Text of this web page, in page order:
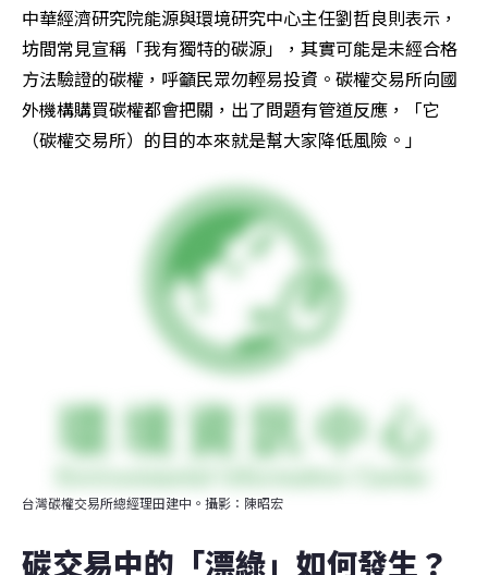
中華經濟研究院能源與環境研究中心主任劉哲良則表示，
坊間常見宣稱「我有獨特的碳源」，其實可能是未經合格
方法驗證的碳權，呼籲民眾勿輕易投資。碳權交易所向國
外機構購買碳權都會把關，出了問題有管道反應，「它
（碳權交易所）的目的本來就是幫大家降低風險。」
台灣碳權交易所總經理田建中。攝影：陳昭宏
碳交易中的「漂綠」如何發生？